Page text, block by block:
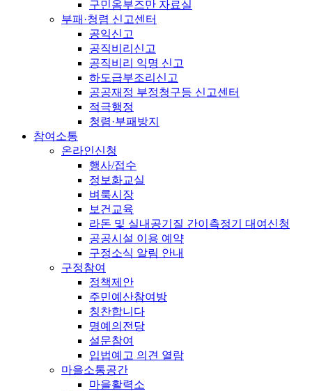
구민옴부즈만 자료실
부패·청렴 신고센터
공익신고
공직비리신고
공직비리 익명 신고
하도급부조리신고
공공재정 부정청구등 신고센터
적극행정
청렴·부패방지
참여소통
온라인신청
행사/접수
정보화교실
벼룩시장
보건교육
라돈 및 실내공기질 간이측정기 대여신청
공공시설 이용 예약
구정소식 알림 안내
구정참여
정책제안
주민예산참여방
칭찬합니다
명예의전당
설문참여
입법예고 의견 열람
마을소통공간
마을활력소